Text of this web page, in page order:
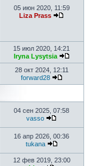
05 июн 2020, 11:59
Liza Prass
15 июл 2020, 14:21
Iryna Lysytsia
28 окт 2024, 12:11
forward28
04 сен 2025, 07:58
vasso
16 апр 2026, 00:36
tukana
12 фев 2019, 23:00